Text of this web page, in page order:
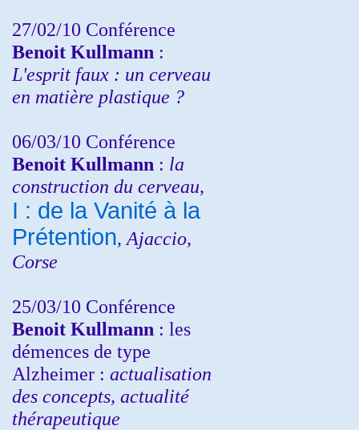
27/02/10 Conférence
Benoit Kullmann :
L'esprit faux : un cerveau
en matière plastique ?
06/03/10 Conférence
Benoit Kullmann : la
construction du cerveau,
I : de la Vanité à la
Prétention, Ajaccio,
Corse
25/03/10 Conférence
Benoit Kullmann : les
démences de type
Alzheimer : actualisation
des concepts, actualité
thérapeutique